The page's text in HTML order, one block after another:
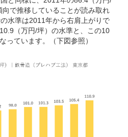
で推移していることが読み取れ
水準は2011年から右肩上がりで
（万円/坪）の水準と、この10
っています。（下図参照）